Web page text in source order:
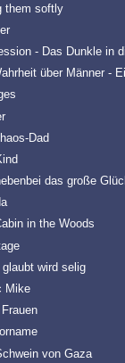
them softly
- Das Dunkle in
über Männer -
Dad
das große
in the Woods
glaubt wird selig
Mike
von Gaza